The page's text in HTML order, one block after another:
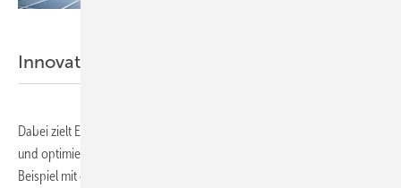
Innovation mit Transparenz
Dabei zielt Europcar in Sachen maßgeschneiderter Fuhrparkgröße
und optimierter Auslastung auch auf mehr Nachhaltigkeit - zum
Beispiel mit einer Flotte von modernen Fahrzeugen, die den CO2-